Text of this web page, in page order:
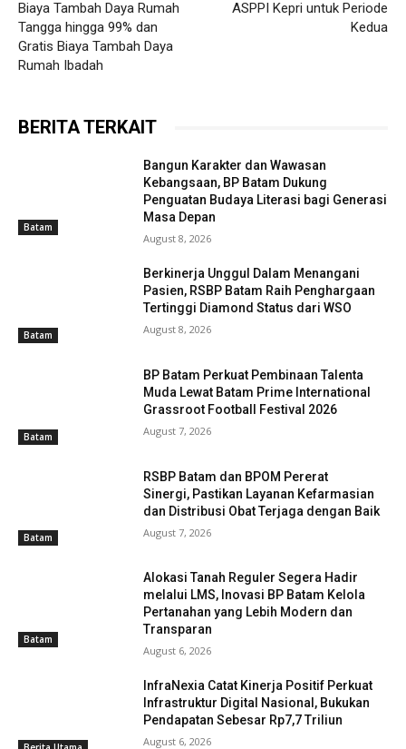
Biaya Tambah Daya Rumah
Tangga hingga 99% dan
Gratis Biaya Tambah Daya
Rumah Ibadah
ASPPI Kepri untuk Periode
Kedua
BERITA TERKAIT
Batam
Bangun Karakter dan Wawasan
Kebangsaan, BP Batam Dukung
Penguatan Budaya Literasi bagi Generasi
Masa Depan
August 8, 2026
Batam
Berkinerja Unggul Dalam Menangani
Pasien, RSBP Batam Raih Penghargaan
Tertinggi Diamond Status dari WSO
August 8, 2026
Batam
BP Batam Perkuat Pembinaan Talenta
Muda Lewat Batam Prime International
Grassroot Football Festival 2026
August 7, 2026
Batam
RSBP Batam dan BPOM Pererat
Sinergi, Pastikan Layanan Kefarmasian
dan Distribusi Obat Terjaga dengan Baik
August 7, 2026
Batam
Alokasi Tanah Reguler Segera Hadir
melalui LMS, Inovasi BP Batam Kelola
Pertanahan yang Lebih Modern dan
Transparan
August 6, 2026
InfraNexia Catat Kinerja Positif Perkuat
Infrastruktur Digital Nasional, Bukukan
Pendapatan Sebesar Rp7,7 Triliun
August 6, 2026